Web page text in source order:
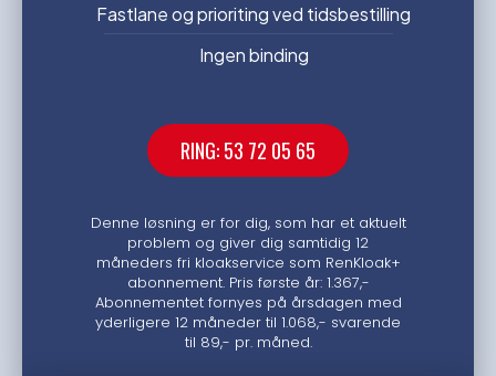
Fastlane og prioriting ved tidsbestilling
Ingen binding
RING: 53 72 05 65
Denne løsning er for dig, som har et aktuelt
problem og giver dig samtidig 12
måneders fri kloakservice som RenKloak+
abonnement. Pris første år: 1.367,-
Abonnementet fornyes på årsdagen med
yderligere 12 måneder til 1.068,- svarende
til 89,- pr. måned.